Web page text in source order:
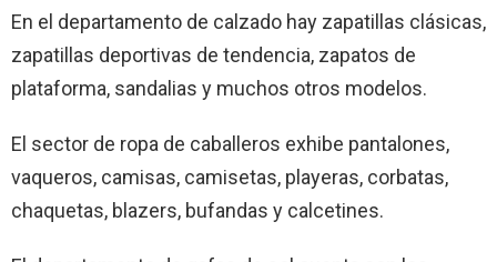
En el departamento de calzado hay zapatillas clásicas,
zapatillas deportivas de tendencia, zapatos de
plataforma, sandalias y muchos otros modelos.
El sector de ropa de caballeros exhibe pantalones,
vaqueros, camisas, camisetas, playeras, corbatas,
chaquetas, blazers, bufandas y calcetines.